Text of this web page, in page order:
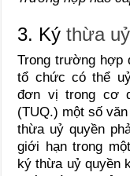
3. Kýthừa
Trong trường hợp
tổ chức có thể
đơn vị trong cơ
(TUQ.) một số
thừa uỷ quyền
giới hạn trong
ký thừa uỷ quyền